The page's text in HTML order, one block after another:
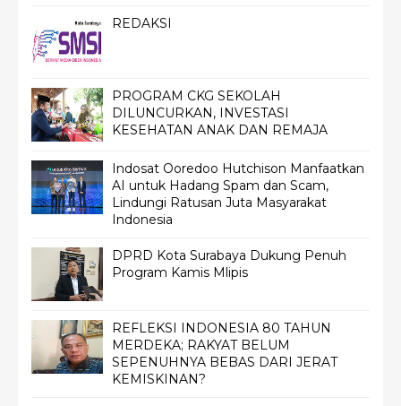
REDAKSI
PROGRAM CKG SEKOLAH
DILUNCURKAN, INVESTASI
KESEHATAN ANAK DAN REMAJA
Indosat Ooredoo Hutchison Manfaatkan
AI untuk Hadang Spam dan Scam,
Lindungi Ratusan Juta Masyarakat
Indonesia
DPRD Kota Surabaya Dukung Penuh
Program Kamis Mlipis
REFLEKSI INDONESIA 80 TAHUN
MERDEKA; RAKYAT BELUM
SEPENUHNYA BEBAS DARI JERAT
KEMISKINAN?